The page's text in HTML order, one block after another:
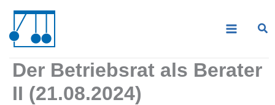
Zum
Inhalt
springen
Der Betriebsrat als Berater
II (21.08.2024)